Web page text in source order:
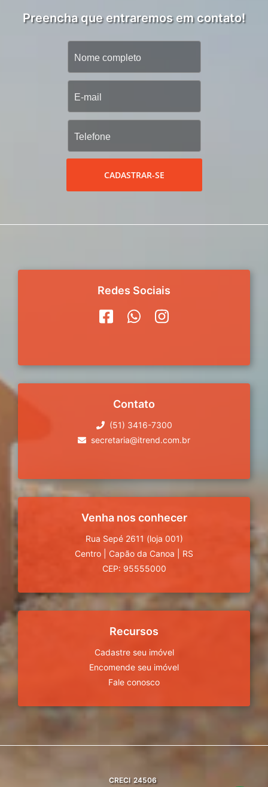
Preencha que entraremos em contato!
CADASTRAR-SE
Redes Sociais
Contato
(51) 3416-7300
secretaria@itrend.com.br
Venha nos conhecer
Rua Sepé 2611 (loja 001)
Centro
Capão da Canoa
RS
CEP: 95555000
Recursos
Cadastre seu imóvel
Encomende seu imóvel
Fale conosco
CRECI 24506